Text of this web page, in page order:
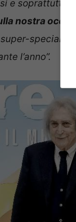
e soprattutto
nostra
l’anno”.